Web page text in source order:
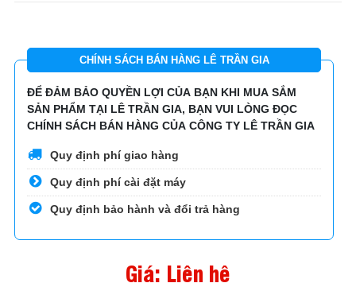
CHÍNH SÁCH BÁN HÀNG LÊ TRẦN GIA
ĐỂ ĐẢM BẢO QUYỀN LỢI CỦA BẠN KHI MUA SẮM
SẢN PHẨM TẠI LÊ TRẦN GIA, BẠN VUI LÒNG ĐỌC
CHÍNH SÁCH BÁN HÀNG CỦA CÔNG TY LÊ TRẦN GIA
Quy định phí giao hàng
Quy định phí cài đặt máy
Quy định bảo hành và đổi trả hàng
Giá: Liên hệ